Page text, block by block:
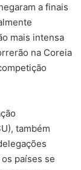
a finais
mais intensa
na Coreia
também
países se